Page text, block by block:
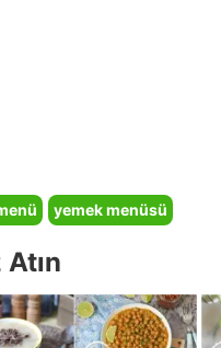
yemek menüsü